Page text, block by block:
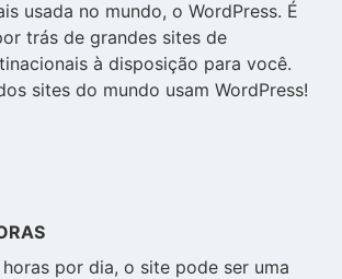
usada no mundo, o WordPress. É
trás de grandes sites de
à disposição para você.
sites do mundo usam WordPress!
por dia, o site pode ser uma